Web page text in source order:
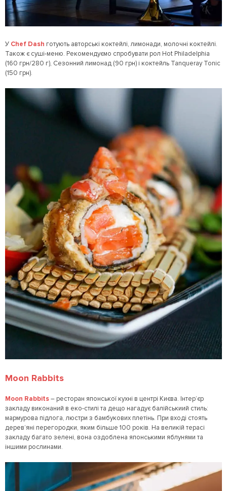
У Chef Dash готують авторські коктейлі, лимонади, молочні коктейлі.
Також є суші-меню. Рекомендуємо спробувати рол Hot Philadelphia
(160 грн/280 г), Сезонний лимонад (90 грн) і коктейль Tanqueray Tonic
(150 грн).
Moon Rabbits
Moon Rabbits– ресторан японської кухні в центрі Києва. Інтер’єр
закладу виконаний в еко-стилі та дещо нагадує балійськиий стиль:
мармурова підлога, люстри з бамбукових плетінь. При вході стоять
дерев’яні перегородки, яким більше 100 років. На великій терасі
закладу багато зелені, вона оздоблена японськими яблунями та
іншими рослинами.